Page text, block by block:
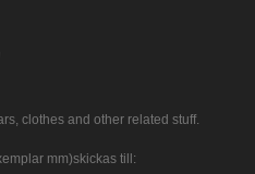
clothes and other related stuff.
mm)skickas till: